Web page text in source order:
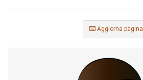
Aggiorna pagina